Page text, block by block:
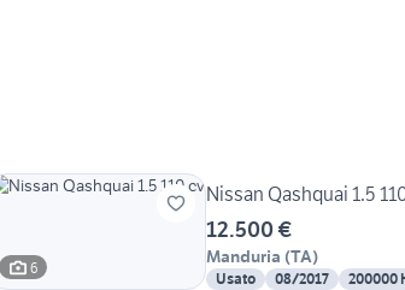
6
Nissan Qashquai 1.5
12.500 €
Manduria (TA)
Usato 08/2017 200000